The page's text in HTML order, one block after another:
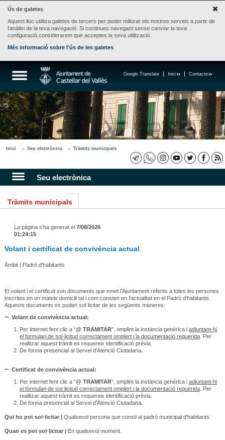
Ús de galetes
Aquest lloc utilitza galetes de tercers per poder millorar els nostres serveis a partir de
l'anàlisi de la teva navegació. Si continues navegant sense canviar la teva
configuració considerarem que acceptes la seva utilització.
Més informació sobre l'ús de les galetes
Contacte
Inici
Google Translate
Inici Seu electrònica Tràmits municipals
Seu electrònica
Tràmits municipals
La pàgina s'ha generat el 7/08/2026
01:24:15
Volant i certificat de convivència actual
Àmbit | Padró d'habitants
El volant i el certificat son documents que emet l’Ajuntament referits a totes les persones
inscrites en un mateix domicili tal i com consten en l'actualitat en el Padró d'habitants.
Aquests documents es poden sol·licitar de les següents maneres:
Volant de convivència actual:
Per internet fent clic a “@ TRAMITAR”, omplint la instància genèrica i adjuntant-hi
el formulari de sol·licitud correctament omplert i la documentació requerida. Per
realitzar aquest tràmit es requereix identificació prèvia.
De forma presencial al Servei d’Atenció Ciutadana.
Certificat de convivència actual:
Per internet fent clic a “@ TRAMITAR”, omplint la instància genèrica i adjuntant-hi
el formulari de sol·licitud correctament omplert i la documentació requerida. Per
realitzar aquest tràmit es requereix identificació prèvia.
De forma presencial al Servei d’Atenció Ciutadana.
Qui ho pot sol·licitar | Qualsevol persona que consti al padró municipal d'habitants.
Quan es pot sol·licitar | En qualsevol moment.